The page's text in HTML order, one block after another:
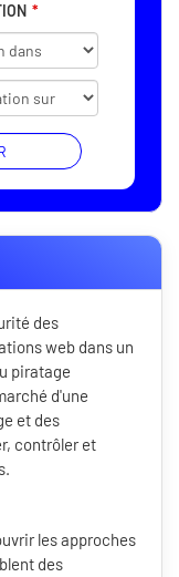
des
web dans un
piratage
d'une
et des
contrôler et
les approches
des